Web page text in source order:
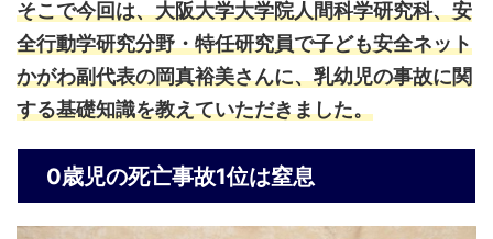
そこで今回は、大阪大学大学院人間科学研究科、安
全行動学研究分野・特任研究員で子ども安全ネット
かがわ副代表の岡真裕美さんに、乳幼児の事故に関
する基礎知識を教えていただきました。
0歳児の死亡事故1位は窒息